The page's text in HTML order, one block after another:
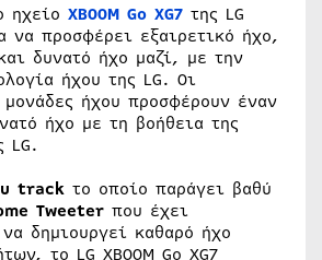
ηχείο XBOOM Go XG7 της LG
να προσφέρει εξαιρετικό ήχο,
δυνατό ήχο μαζί, με την
ήχου της LG. Οι
μονάδες ήχου προσφέρουν έναν
ήχο με τη βοήθεια της
LG.
track το οποίο παράγει βαθύ
Tweeter που έχει
δημιουργεί καθαρό ήχο
το LG XBOOM Go XG7